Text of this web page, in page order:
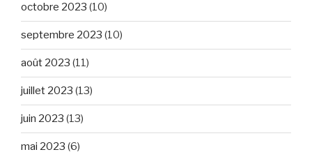
octobre 2023 (10)
septembre 2023 (10)
août 2023 (11)
juillet 2023 (13)
juin 2023 (13)
mai 2023 (6)